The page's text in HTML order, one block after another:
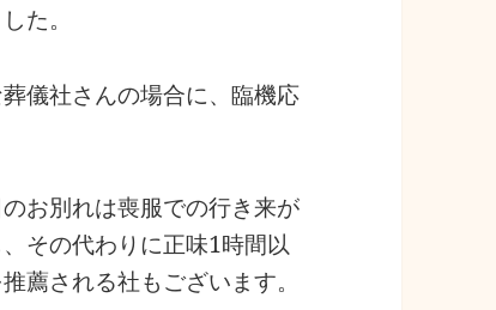
た。
儀社さんの場合に、臨機応
お別れは喪服での行き来が
その代わりに正味1時間以
薦される社もございます。